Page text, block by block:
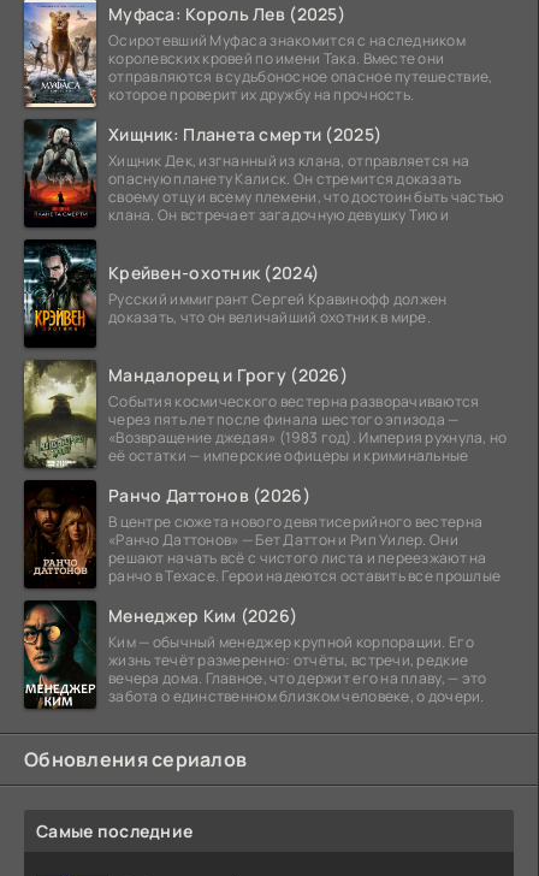
Муфаса: Король Лев (2025)
Осиротевший Муфаса знакомится с наследником
королевских кровей по имени Така. Вместе они
отправляются в судьбоносное опасное путешествие,
которое проверит их дружбу на прочность.
Хищник: Планета смерти (2025)
Хищник Дек, изгнанный из клана, отправляется на
опасную планету Калиск. Он стремится доказать
своему отцу и всему племени, что достоин быть частью
клана. Он встречает загадочную девушку Тию и
Крейвен-охотник (2024)
Русский иммигрант Сергей Кравинофф должен
доказать, что он величайший охотник в мире.
Мандалорец и Грогу (2026)
События космического вестерна разворачиваются
через пять лет после финала шестого эпизода —
«Возвращение джедая» (1983 год). Империя рухнула, но
её остатки — имперские офицеры и криминальные
Ранчо Даттонов (2026)
В центре сюжета нового девятисерийного вестерна
«Ранчо Даттонов» — Бет Даттон и Рип Уилер. Они
решают начать всё с чистого листа и переезжают на
ранчо в Техасе. Герои надеются оставить все прошлые
Менеджер Ким (2026)
Ким — обычный менеджер крупной корпорации. Его
жизнь течёт размеренно: отчёты, встречи, редкие
вечера дома. Главное, что держит его на плаву, — это
забота о единственном близком человеке, о дочери.
Обновления сериалов
Самые последние